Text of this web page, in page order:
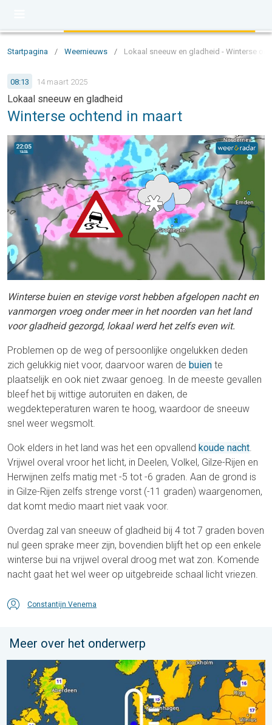
Startpagina / Weernieuws / Lokaal sneeuw en gladheid - Winterse
08:13 14 maart 2025
Lokaal sneeuw en gladheid
Winterse ochtend in maart
Winterse buien en stevige vorst hebben afgelopen nacht en
vanmorgen vroeg onder meer in het noorden van het land
voor gladheid gezorgd, lokaal werd het zelfs even wit.
Problemen op de weg of persoonlijke ongelukken deden
zich gelukkig niet voor, daarvoor waren de buien te
plaatselijk en ook niet zwaar genoeg. In de meeste gevallen
bleef het bij wittige autoruiten en daken, de
wegdekteperaturen waren te hoog, waardoor de sneeuw
snel weer wegsmolt.
Ook elders in het land was het een opvallend koude nacht.
Vrijwel overal vroor het licht, in Deelen, Volkel, Gilze-Rijen en
Herwijnen zelfs matig met -5 tot -6 graden. Aan de grond is
in Gilze-Rijen zelfs strenge vorst (-11 graden) waargenomen,
dat komt medio maart niet vaak voor.
Overdag zal van sneeuw of gladheid bij 4 tot 7 graden boven
nul geen sprake meer zijn, bovendien blijft het op een enkele
winterse bui na vrijwel overal droog met wat zon. Komende
nacht gaat het wel weer op uitgebreide schaal licht vriezen.
Constantijn Venema
Meer over het onderwerp
Er komen koelere nachten aan. West- en Midden-Europa. . .